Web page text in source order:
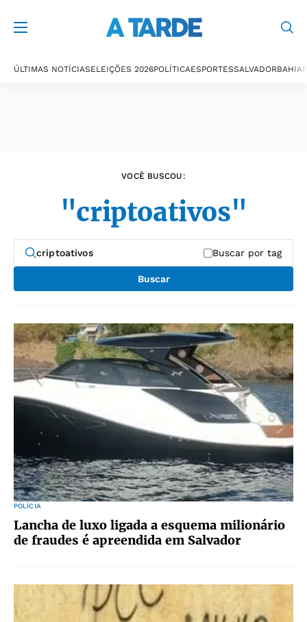
ÚLTIMAS NOTÍCIASELEIÇÕES 2026POLÍTICAESPORTESSALVADORBAHIA
VOCÊ BUSCOU:
"criptoativos"
Buscar por tag
Buscar
POLÍCIA
Lancha de luxo ligada a esquema milionário
de fraudes é apreendida em Salvador